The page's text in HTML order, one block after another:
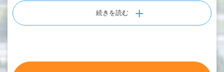
基本的に在宅で暮らす方々を対象としたサービス提供となる
スメです！
・老人保健施設 伊予ヶ丘
・グループホーム 伊予の郷
・いよ居宅介護支援事業所
続きを読む